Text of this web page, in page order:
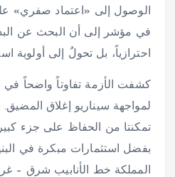
الوصول إلى «اعتماد صفري»
في مؤشر إلى أن البحث عن
احترازياً، بل تحولٌ إلى أولوية
كشفت الأزمة تفاوتاً واضحاً في
لمواجهة سيناريو إغلاق المضيق.
تمكنتا من الحفاظ على جزء
بفضل استثمارات مبكرة في
المملكة خط الأنابيب شرق –